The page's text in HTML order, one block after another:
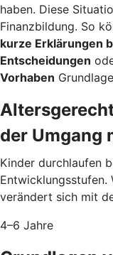
haben. Diese
Finanzbildung. So
kurze Erklärungen
Entscheidungen
Vorhaben
der Umgang
Kinder durchlaufen
Entwicklungsstufen.
verändert sich mit
4–6 Jahre